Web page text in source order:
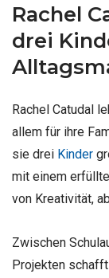
Rachel
drei
Rachel Catudal
allem für ihre
sie drei Kinder
mit einem
von Kreativität,
Zwischen
Projekten